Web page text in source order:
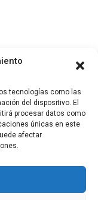
tecnologías como las
del dispositivo. El
procesar datos como
únicas en este
afectar
reservados.